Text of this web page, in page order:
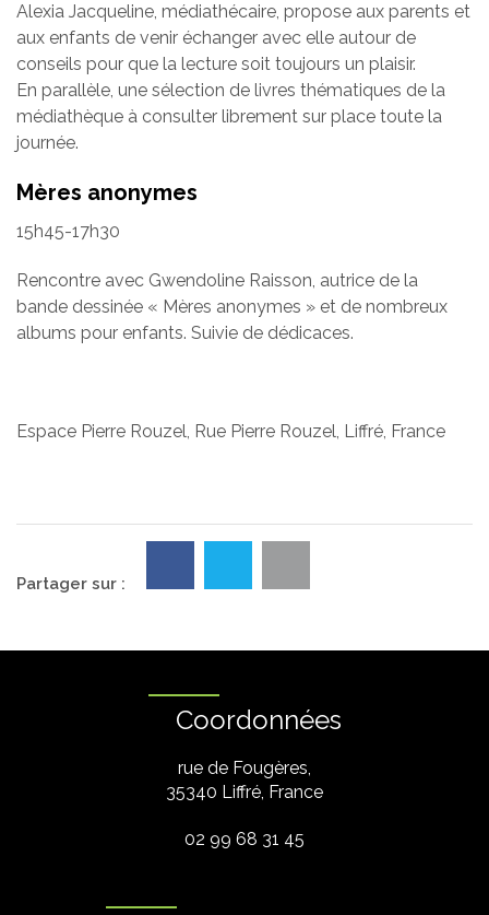
Alexia Jacqueline, médiathécaire, propose aux parents et
aux enfants de venir échanger avec elle autour de
conseils pour que la lecture soit toujours un plaisir.
En parallèle, une sélection de livres thématiques de la
médiathèque à consulter librement sur place toute la
journée.
Mères anonymes
15h45-17h30
Rencontre avec Gwendoline Raisson, autrice de la
bande dessinée « Mères anonymes » et de nombreux
albums pour enfants. Suivie de dédicaces.
Espace Pierre Rouzel, Rue Pierre Rouzel, Liffré, France
Partager sur :
Coordonnées
rue de Fougères,
35340 Liffré, France
02 99 68 31 45